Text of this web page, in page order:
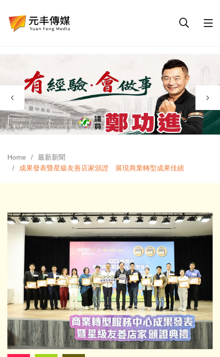
Home
最新新聞
成果發表暨星級友善店家頒證 展現商業轉型成果佳績